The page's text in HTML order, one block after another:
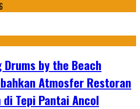
Drums by the Beach
Atmosfer Restoran
di Tepi Pantai Ancol